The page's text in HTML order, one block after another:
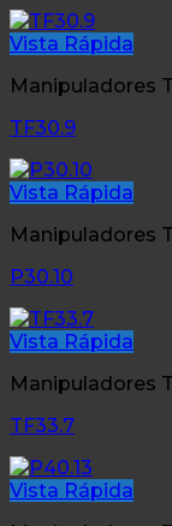
Vista Rápida
Manipuladores
TF30.9
Vista Rápida
Manipuladores
P30.10
Vista Rápida
Manipuladores
TF33.7
Vista Rápida